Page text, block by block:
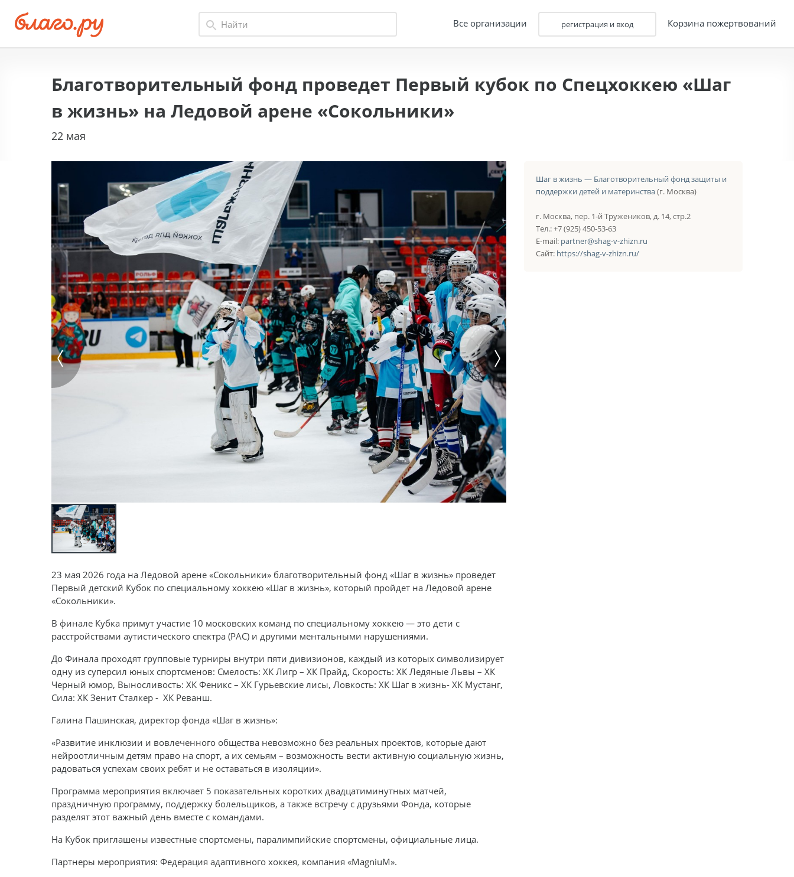
Все организации регистрация и вход Корзина пожертвований
Благотворительный фонд проведет Первый кубок по Спецхоккею «Шаг
в жизнь» на Ледовой арене «Сокольники»
22 мая
23 мая 2026 года на Ледовой арене «Сокольники» благотворительный фонд «Шаг в жизнь» проведет
Первый детский Кубок по специальному хоккею «Шаг в жизнь», который пройдет на Ледовой арене
«Сокольники».
В финале Кубка примут участие 10 московских команд по специальному хоккею — это дети с
расстройствами аутистического спектра (РАС) и другими ментальными нарушениями.
До Финала проходят групповые турниры внутри пяти дивизионов, каждый из которых символизирует
одну из суперсил юных спортсменов: Смелость: ХК Лигр – ХК Прайд, Скорость: ХК Ледяные Львы – ХК
Черный юмор, Выносливость: ХК Феникс – ХК Гурьевские лисы, Ловкость: ХК Шаг в жизнь- ХК Мустанг,
Сила: ХК Зенит Сталкер - ХК Реванш.
Галина Пашинская, директор фонда «Шаг в жизнь»:
«Развитие инклюзии и вовлеченного общества невозможно без реальных проектов, которые дают
нейроотличным детям право на спорт, а их семьям – возможность вести активную социальную жизнь,
радоваться успехам своих ребят и не оставаться в изоляции».
Программа мероприятия включает 5 показательных коротких двадцатиминутных матчей,
праздничную программу, поддержку болельщиков, а также встречу с друзьями Фонда, которые
разделят этот важный день вместе с командами.
На Кубок приглашены известные спортсмены, паралимпийские спортсмены, официальные лица.
Партнеры мероприятия: Федерация адаптивного хоккея, компания «MagniuM».
Шаг в жизнь — Благотворительный фонд защиты и
поддержки детей и материнства(г. Москва)
г. Москва, пер. 1-й Тружеников, д. 14, стр.2
Тел.: +7 (925) 450-53-63
E-mail: partner@shag-v-zhizn.ru
Сайт: https://shag-v-zhizn.ru/